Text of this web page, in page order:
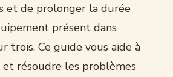
et de prolonger la durée
présent dans
trois. Ce guide vous aide à
résoudre les problèmes